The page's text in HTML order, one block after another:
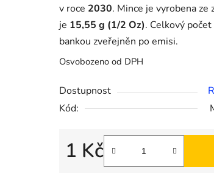
v roce 2030. Mince je vyrobena ze
je 15,55 g (1/2 Oz). Celkový
bankou zveřejněn po emisi.
Osvobozeno od DPH
Dostupnost
Kód:
1 Kč